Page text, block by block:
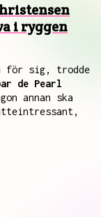
i ryggen
för sig, trodde
de Pearl
annan ska